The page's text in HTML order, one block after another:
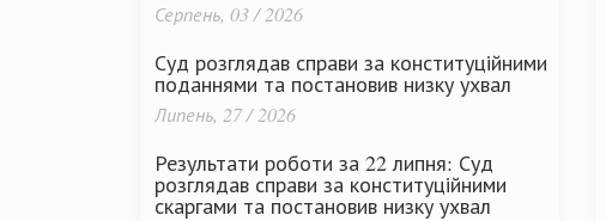
Серпень, 03 / 2026
Суд розглядав справи за конституційними
поданнями та постановив низку ухвал
Липень, 27 / 2026
Результати роботи за 22 липня: Суд
розглядав справи за конституційними
скаргами та постановив низку ухвал